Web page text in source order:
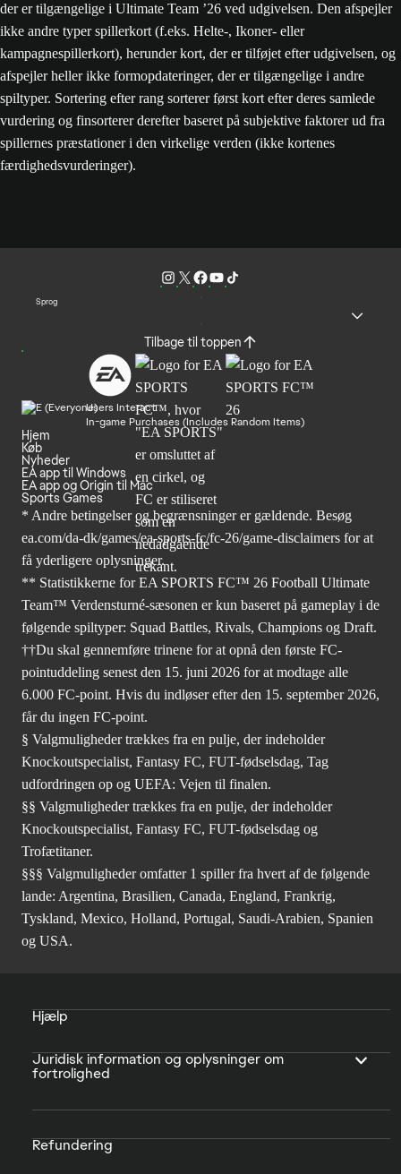
der er tilgængelige i Ultimate Team ’26 ved udgivelsen. Den afspejler
ikke andre typer spillerkort (f.eks. Helte-, Ikoner- eller
kampagnespillerkort), herunder kort, der er tilføjet efter udgivelsen, og
afspejler heller ikke formopdateringer, der er tilgængelige i andre
spiltyper. Sortering efter rang sorterer først kort efter deres samlede
vurdering og finsorterer derefter baseret på subjektive faktorer ud fra
spillernes præstationer i den virkelige verden (ikke kortenes
færdighedsvurderinger).
Sprog
Tilbage til toppen
Users Interact
In-game Purchases (Includes Random Items)
Hjem
Køb
Nyheder
EA app til Windows
EA app og Origin til Mac
Sports Games
* Andre betingelser og begrænsninger er gældende. Besøg
ea.com/da-dk/games/ea-sports-fc/fc-26/game-disclaimers for at
få yderligere oplysninger.
** Statistikkerne for EA SPORTS FC™ 26 Football Ultimate
Team™ Verdensturné-sæsonen er kun baseret på gameplay i de
følgende spiltyper: Squad Battles, Rivals, Champions og Draft.
††Du skal gennemføre trinene for at opnå den første FC-
pointuddeling senest den 15. juni 2026 for at modtage alle
6.000 FC-point. Hvis du indløser efter den 15. september 2026,
får du ingen FC-point.
§ Valgmuligheder trækkes fra en pulje, der indeholder
Knockoutspecialist, Fantasy FC, FUT-fødselsdag, Tag
udfordringen op og UEFA: Vejen til finalen.
§§ Valgmuligheder trækkes fra en pulje, der indeholder
Knockoutspecialist, Fantasy FC, FUT-fødselsdag og
Trofætitaner.
§§§ Valgmuligheder omfatter 1 spiller fra hvert af de følgende
lande: Argentina, Brasilien, Canada, England, Frankrig,
Tyskland, Mexico, Holland, Portugal, Saudi-Arabien, Spanien
og USA.
Hjælp
Juridisk information og oplysninger om
fortrolighed
Refundering